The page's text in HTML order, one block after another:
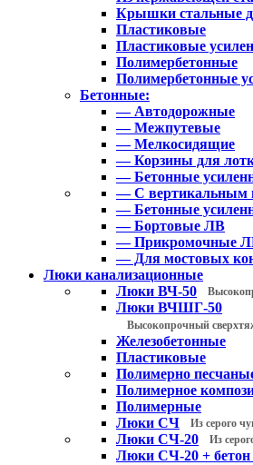
Крышки стальные
Пластиковые
Пластиковые
Полимербетонные
Полимербетонные
Бетонные:
— Автодорожные
— Межпутевые
— Мелкосидящие
— Корзины для
— Бетонные
— С вертикальным
— Бетонные
— Бортовые ЛВ
— Прикромочные
— Для мостовых
Люки канализационные
Люки ВЧ-50
Люки ВЧШГ-50
Высокопрочный
Железобетонные
Пластиковые
Полимерно
Полимерное
Полимерные
Люки СЧ
Из серого
Люки СЧ-20 Из
Люки СЧ-20 +